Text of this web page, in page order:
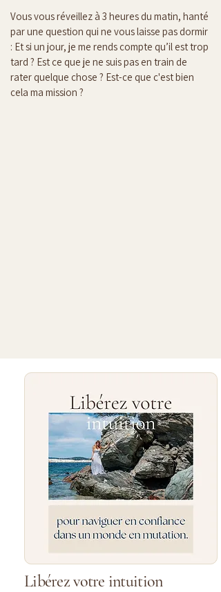
Vous vous réveillez à 3 heures du matin, hanté
par une question qui ne vous laisse pas dormir
: Et si un jour, je me rends compte qu’il est trop
tard ? Est ce que je ne suis pas en train de
rater quelque chose ? Est-ce que c'est bien
cela ma mission ?
Libérez votre intuition